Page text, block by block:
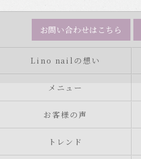
お問い合わせはこちら
Lino nailの想い
メニュー
お客様の声
トレンド